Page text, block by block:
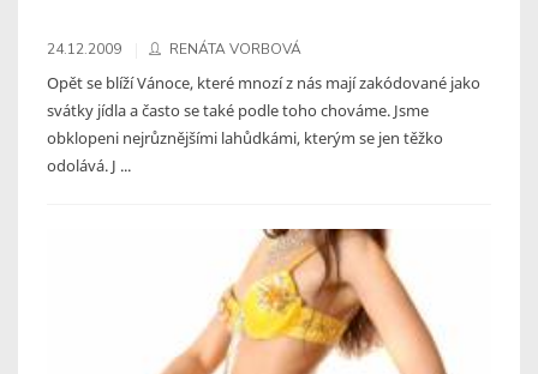
24.12.2009 RENÁTA VORBOVÁ
Opět se blíží Vánoce, které mnozí z nás mají zakódované jako
svátky jídla a často se také podle toho chováme. Jsme
obklopeni nejrůznějšími lahůdkámi, kterým se jen těžko
odolává. J ...